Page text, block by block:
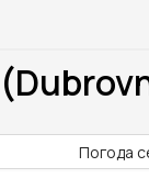
Погода